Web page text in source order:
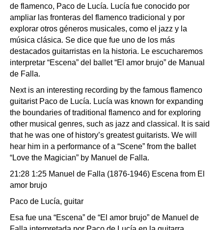
de flamenco, Paco de Lucía. Lucía fue conocido por
ampliar las fronteras del flamenco tradicional y por
explorar otros géneros musicales, como el jazz y la
música clásica. Se dice que fue uno de los más
destacados guitarristas en la historia. Le escucharemos
interpretar “Escena” del ballet “El amor brujo” de Manual
de Falla.
Next is an interesting recording by the famous flamenco
guitarist Paco de Lucía. Lucía was known for expanding
the boundaries of traditional flamenco and for exploring
other musical genres, such as jazz and classical. It is said
that he was one of history’s greatest guitarists. We will
hear him in a performance of a “Scene” from the ballet
“Love the Magician” by Manuel de Falla.
21:28 1:25 Manuel de Falla (1876-1946) Escena from El
amor brujo
Paco de Lucía, guitar
Esa fue una “Escena” de “El amor brujo” de Manuel de